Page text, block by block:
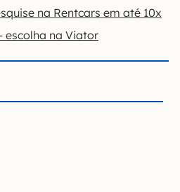
na Rentcars em até 10x
escolha na Viator